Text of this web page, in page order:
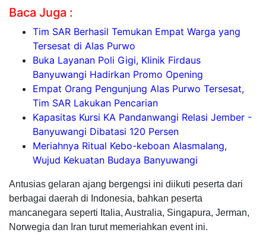
Baca Juga :
Tim SAR Berhasil Temukan Empat Warga yang
Tersesat di Alas Purwo
Buka Layanan Poli Gigi, Klinik Firdaus
Banyuwangi Hadirkan Promo Opening
Empat Orang Pengunjung Alas Purwo Tersesat,
Tim SAR Lakukan Pencarian
Kapasitas Kursi KA Pandanwangi Relasi Jember -
Banyuwangi Dibatasi 120 Persen
Meriahnya Ritual Kebo-keboan Alasmalang,
Wujud Kekuatan Budaya Banyuwangi
Antusias gelaran ajang bergengsi ini diikuti peserta dari
berbagai daerah di Indonesia, bahkan peserta
mancanegara seperti Italia, Australia, Singapura, Jerman,
Norwegia dan Iran turut memeriahkan event ini.